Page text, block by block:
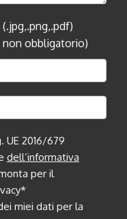
non obbligatorio)
UE 2016/679
dell’informativa
per il
miei dati per la